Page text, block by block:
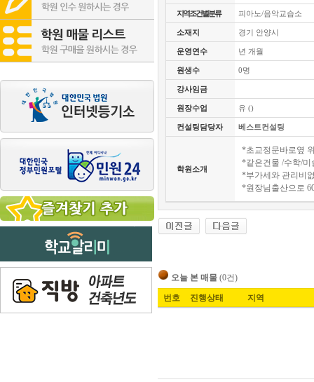
지역조건별분류 피아노/음악교습소
소재지 경기 안양시
운영연수 년 개월
원생수 0명
강사임금
원장수업 유 ()
컨설팅담당자 베스트컨설팅
학원소개
*초교정문바로옆
*같은건물 /수학/미
*부가세와 관리비
*원장님출산으로
오늘 본 매물 (0건)
번호 진행상태 지역